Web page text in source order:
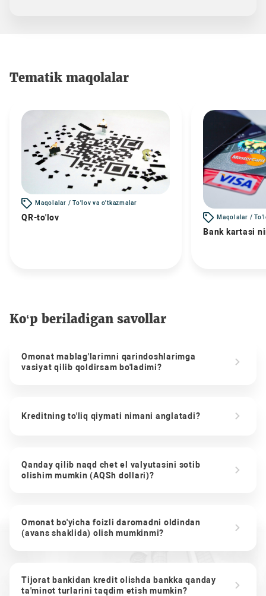
Tematik maqolalar
Maqolalar / To'lov va o'tkazmalar
QR-to'lov Maqolalar /
Bank kartasi
Ko‘p beriladigan savollar
Omonat mablag'larimni qarindoshlarimga
vasiyat qilib qoldirsam bo'ladimi?
Kreditning to'liq qiymati nimani anglatadi?
Qanday qilib naqd chet el valyutasini sotib
olishim mumkin (AQSh dollari)?
Omonat bo'yicha foizli daromadni oldindan
(avans shaklida) olish mumkinmi?
Tijorat bankidan kredit olishda bankka qanday
ta'minot turlarini taqdim etish mumkin?